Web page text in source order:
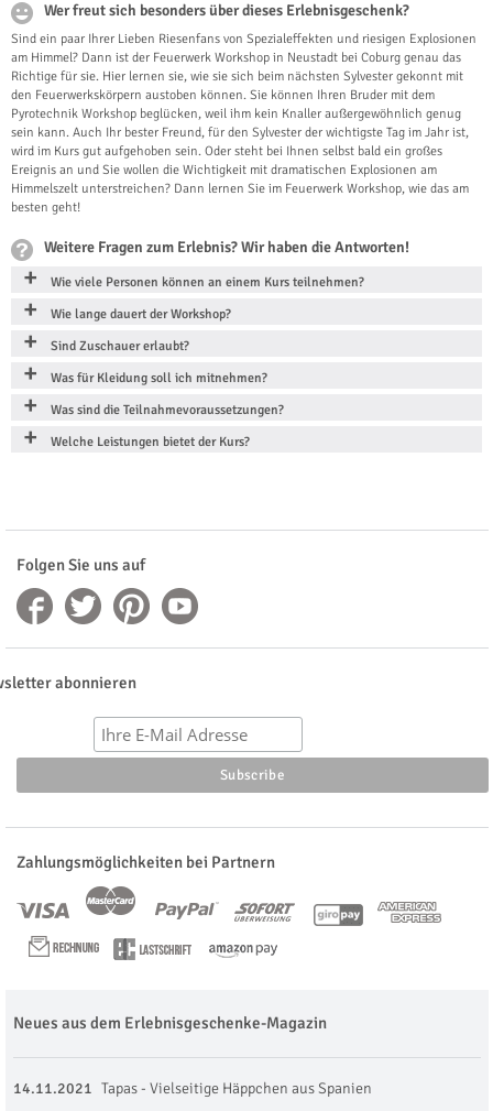
Wer freut sich besonders über dieses Erlebnisgeschenk?
Sind ein paar Ihrer Lieben Riesenfans von Spezialeffekten und riesigen Explosionen
am Himmel? Dann ist der Feuerwerk Workshop in Neustadt bei Coburg genau das
Richtige für sie. Hier lernen sie, wie sie sich beim nächsten Sylvester gekonnt mit
den Feuerwerkskörpern austoben können. Sie können Ihren Bruder mit dem
Pyrotechnik Workshop beglücken, weil ihm kein Knaller außergewöhnlich genug
sein kann. Auch Ihr bester Freund, für den Sylvester der wichtigste Tag im Jahr ist,
wird im Kurs gut aufgehoben sein. Oder steht bei Ihnen selbst bald ein großes
Ereignis an und Sie wollen die Wichtigkeit mit dramatischen Explosionen am
Himmelszelt unterstreichen? Dann lernen Sie im Feuerwerk Workshop, wie das am
besten geht!
Weitere Fragen zum Erlebnis? Wir haben die Antworten!
Wie viele Personen können an einem Kurs teilnehmen?
Wie lange dauert der Workshop?
Sind Zuschauer erlaubt?
Was für Kleidung soll ich mitnehmen?
Was sind die Teilnahmevoraussetzungen?
Welche Leistungen bietet der Kurs?
Folgen Sie uns auf
abonnieren
Zahlungsmöglichkeiten bei Partnern
Neues aus dem Erlebnisgeschenke-Magazin
14.11.2021 Tapas - Vielseitige Häppchen aus Spanien